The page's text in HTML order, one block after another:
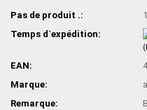
Pas de produit .:
Temps d`expédition:
EAN:
Marque:
Remarque: